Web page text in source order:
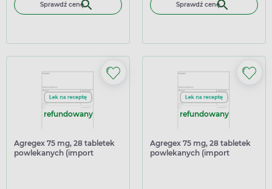
Sprawdź cenę Sprawdź cenę
refundowany
Agregex 75 mg, 28 tabletek
powlekanych (import
refundowany
Agregex 75 mg, 28 tabletek
powlekanych (import